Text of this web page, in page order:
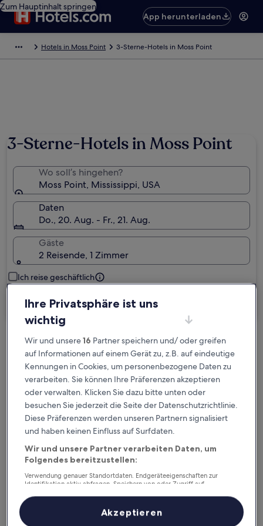
Zum Hauptinhalt springen
App herunterladen
Hotels in Moss Point 3-Sterne-Hotels in Moss Point
3-Sterne-Hotels in Moss Point
Wo soll’s hingehen?
Moss Point, Mississippi, USA
Daten
Do., 20. Aug. - Fr., 21. Aug.
Gäste
2 Reisende, 1 Zimmer
Ich reise geschäftlich
Suchen
Kostenlose Stornierung bei
Planänderungen
Verdiene Prämien für jede
wahrgenommene Übernachtung
Mehr sparen mit Preisen für Mitglieder
Überprüfe die Preise für diese Daten
Ihre Privatsphäre ist uns
wichtig
Wir und unsere16 Partner speichern und/ oder greifen
auf Informationen auf einem Gerät zu, z.B. auf eindeutige
Kennungen in Cookies, um personenbezogene Daten zu
verarbeiten. Sie können Ihre Präferenzen akzeptieren
oder verwalten. Klicken Sie dazu bitte unten oder
besuchen Sie jederzeit die Seite der Datenschutzrichtlinie.
Diese Präferenzen werden unseren Partnern signalisiert
und haben keinen Einfluss auf Surfdaten.
Wir und unsere Partner verarbeiten Daten, um
Folgendes bereitzustellen:
Verwendung genauer Standortdaten. Endgeräteeigenschaften zur
Identifikation aktiv abfragen. Speichern von oder Zugriff auf
Inhalte, Messung von Werbeleistung und der Performance von Inhalten,
Zielgruppenforschung sowie Entwicklung und Verbesserung von
Akzeptieren